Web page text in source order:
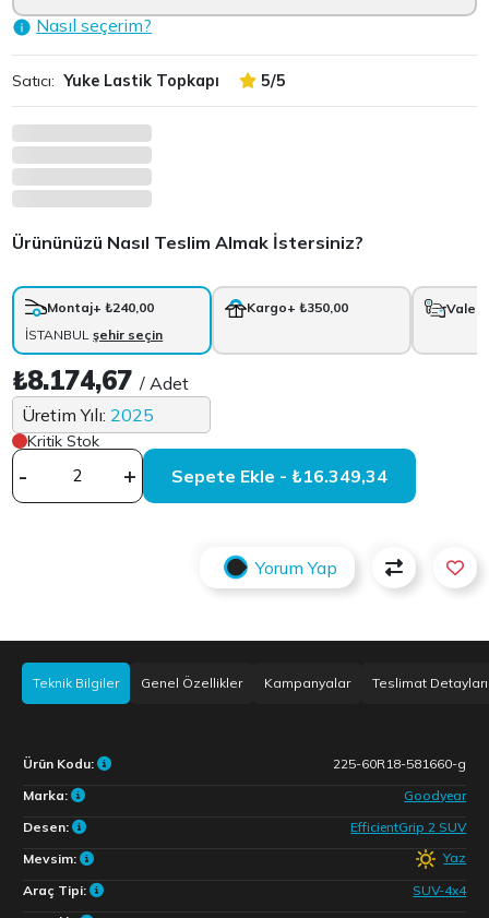
Nasıl seçerim?
Satıcı: Yuke Lastik Topkapı 5/5
Ürününüzü Nasıl Teslim Almak İstersiniz?
Montaj+ ₺240,00
İSTANBULşehir seçin
Kargo+ ₺350,00 Vale
₺8.174,67/ Adet
Üretim Yılı: 2025
Kritik Stok
- + Sepete Ekle - ₺16.349,34
Yorum Yap
Teknik Bilgiler Genel Özellikler Kampanyalar Teslimat Detayları
Ürün Kodu:
225-60R18-581660-g
Marka:
Goodyear
Desen:
EfficientGrip 2 SUV
Mevsim:
Yaz
Araç Tipi:
SUV-4x4